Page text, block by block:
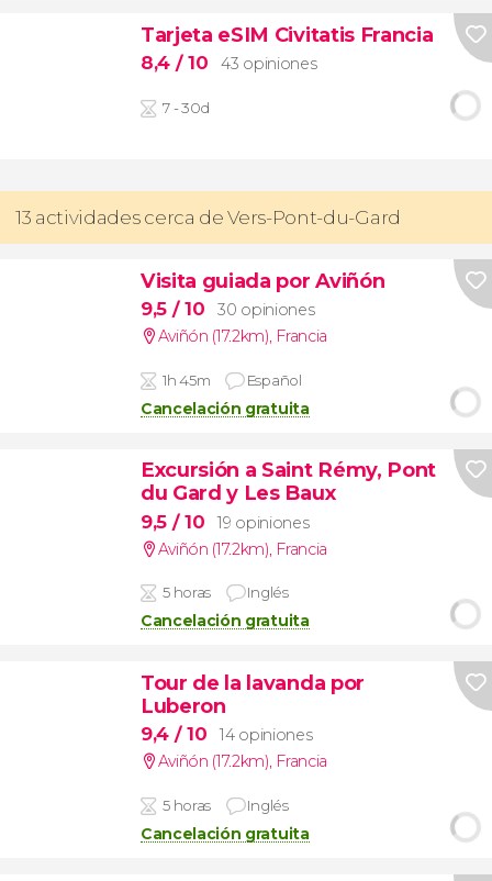
Tarjeta eSIM Civitatis Francia
8,4 / 10 43 opiniones
7 - 30d
13 actividades cerca de Vers-Pont-du-Gard
Visita guiada por Aviñón
9,5 / 10
30 opiniones
Aviñón (17.2km), Francia
1h 45m Español
Cancelación gratuita
Excursión a Saint Rémy, Pont
du Gard y Les Baux
9,5 / 10
19 opiniones
Aviñón (17.2km) Francia
5 horas Inglés
Cancelación gratuita
Tour de la lavanda por
Luberon
9,4 / 10
14 opiniones
Aviñón (17.2km), Francia
5 horas Inglés
Cancelación gratuita